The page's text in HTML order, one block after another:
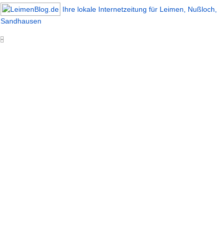
Ihre lokale Internetzeitung für Leimen, Nußloch,
Sandhausen